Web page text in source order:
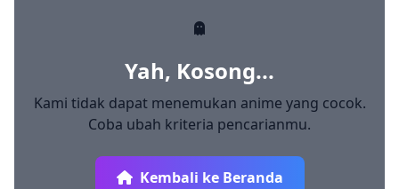
Yah, Kosong...
Kami tidak dapat menemukan anime yang cocok.
Coba ubah kriteria pencarianmu.
Kembali ke Beranda